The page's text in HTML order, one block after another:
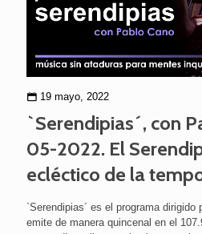
19 mayo, 2022
`Serendipias´, con
05-2022. El
ecléctico de la
`Serendipias´ es el programa dirigido
emite de manera quincenal en el